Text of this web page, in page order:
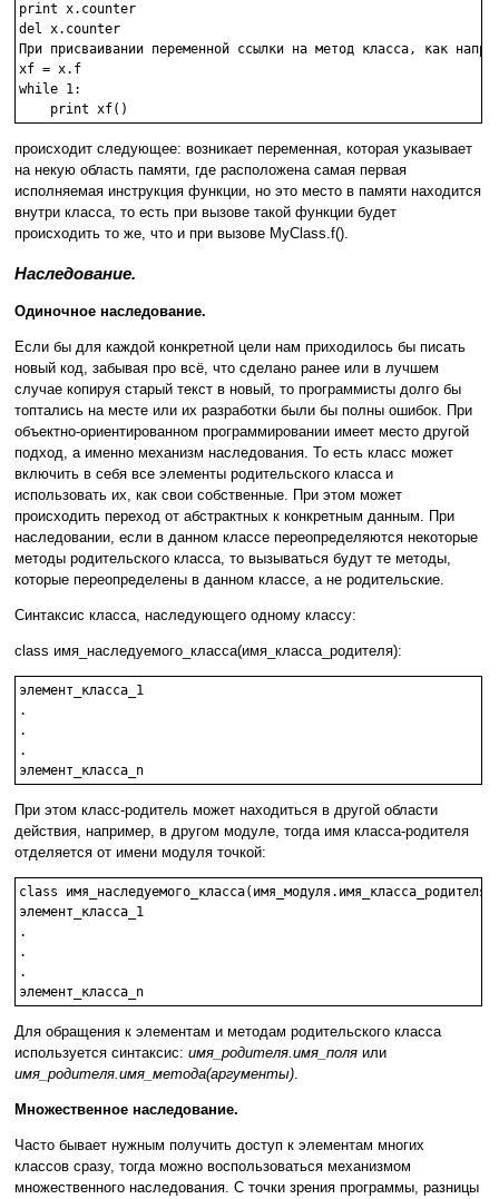
print x.counter
del x.counter
При присваивании переменной ссылки на метод класса, как
xf = x.f
while 1:
происходит следующее: возникает переменная, которая указывает
на некую область памяти, где расположена самая первая
исполняемая инструкция функции, но это место в памяти находится
внутри класса, то есть при вызове такой функции будет
происходить то же, что и при вызове MyClass.f().
Наследование.
Одиночное наследование.
Если бы для каждой конкретной цели нам приходилось бы писать
новый код, забывая про всё, что сделано ранее или в лучшем
случае копируя старый текст в новый, то программисты долго бы
топтались на месте или их разработки были бы полны ошибок. При
объектно-ориентированном программировании имеет место другой
подход, а именно механизм наследования. То есть класс может
включить в себя все элементы родительского класса и
использовать их, как свои собственные. При этом может
происходить переход от абстрактных к конкретным данным. При
наследовании, если в данном классе переопределяются некоторые
методы родительского класса, то вызываться будут те методы,
которые переопределены в данном классе, а не родительские.
Синтаксис класса, наследующего одному классу:
class имя_наследуемого_класса(имя_класса_родителя):
элемент_класса_1
.
.
.
При этом класс-родитель может находиться в другой области
действия, например, в другом модуле, тогда имя класса-родителя
отделяется от имени модуля точкой:
class
элемент_класса_1
.
.
.
Для обращения к элементам и методам родительского класса
используется синтаксис: имя_родителя.имя_поля или
имя_родителя.имя_метода(аргументы).
Множественное наследование.
Часто бывает нужным получить доступ к элементам многих
классов сразу, тогда можно воспользоваться механизмом
множественного наследования. С точки зрения программы, разницы